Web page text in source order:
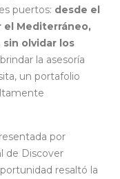
puertos: desde el
el Mediterráneo,
sin olvidar los
la asesoría
un portafolio
por
de Discover
resaltó la